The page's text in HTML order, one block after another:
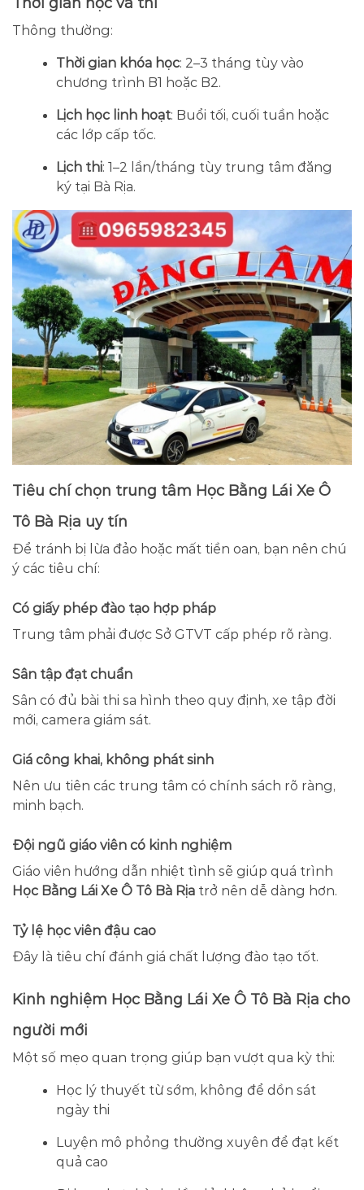
Thông thường:
Thời gian khóa học: 2–3 tháng tùy vào
chương trình B1 hoặc B2.
Lịch học linh hoạt: Buổi tối, cuối tuần hoặc
các lớp cấp tốc.
Lịch thi: 1–2 lần/tháng tùy trung tâm đăng
ký tại Bà Rịa.
Tiêu chí chọn trung tâm Học Bằng Lái Xe Ô
Tô Bà Rịa uy tín
Để tránh bị lừa đảo hoặc mất tiền oan, bạn nên chú
ý các tiêu chí:
Có giấy phép đào tạo hợp pháp
Trung tâm phải được Sở GTVT cấp phép rõ ràng.
Sân tập đạt chuẩn
Sân có đủ bài thi sa hình theo quy định, xe tập đời
mới, camera giám sát.
Giá công khai, không phát sinh
Nên ưu tiên các trung tâm có chính sách rõ ràng,
minh bạch.
Đội ngũ giáo viên có kinh nghiệm
Giáo viên hướng dẫn nhiệt tình sẽ giúp quá trình
Học Bằng Lái Xe Ô Tô Bà Rịa trở nên dễ dàng hơn.
Tỷ lệ học viên đậu cao
Đây là tiêu chí đánh giá chất lượng đào tạo tốt.
Kinh nghiệm Học Bằng Lái Xe Ô Tô Bà Rịa cho
người mới
Một số mẹo quan trọng giúp bạn vượt qua kỳ thi:
Học lý thuyết từ sớm, không để dồn sát
ngày thi
Luyện mô phỏng thường xuyên để đạt kết
quả cao